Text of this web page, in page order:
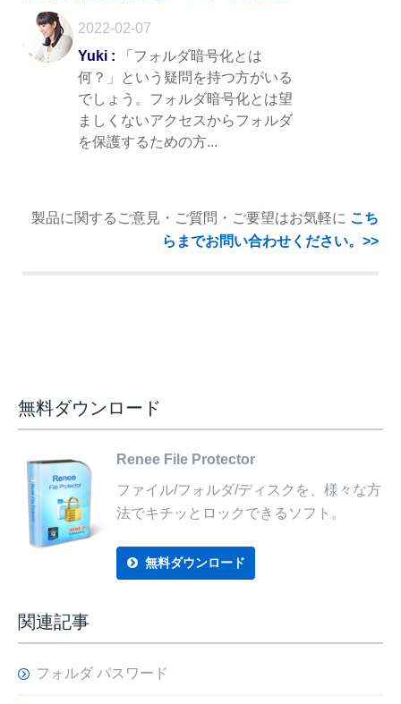
2022-02-07
Yuki : 「フォルダ暗号化とは
何？」という疑問を持つ方がいる
でしょう。フォルダ暗号化とは望
ましくないアクセスからフォルダ
を保護するための方...
製品に関するご意見・ご質問・ご要望はお気軽に こち
らまでお問い合わせください。>>
無料ダウンロード
Renee File Protector
ファイル/フォルダ/ディスクを、様々な方
法でキチッとロックできるソフト。
無料ダウンロード
関連記事
フォルダ パスワード